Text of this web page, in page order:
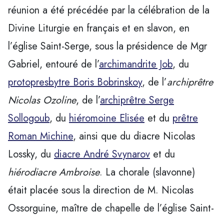
réunion a été précédée par la célébration de la
Divine Liturgie en français et en slavon, en
l’église Saint-Serge, sous la présidence de Mgr
Gabriel, entouré de l’archimandrite Job, du
protopresbytre Boris Bobrinskoy, de l’archiprêtre
Nicolas Ozoline, de l’archiprêtre Serge
Sollogoub, du hiéromoine Elisée et du prêtre
Roman Michine, ainsi que du diacre Nicolas
Lossky, du diacre André Svynarov et du
hiérodiacre Ambroise. La chorale (slavonne)
était placée sous la direction de M. Nicolas
Ossorguine, maître de chapelle de l’église Saint-